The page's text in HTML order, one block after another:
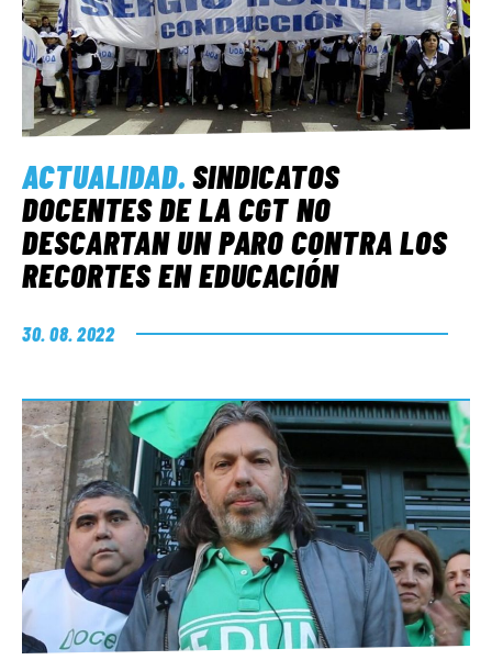
ACTUALIDAD.SINDICATOS
DOCENTES DE LA CGT NO
DESCARTAN UN PARO CONTRA LOS
RECORTES EN EDUCACIÓN
30. 08. 2022